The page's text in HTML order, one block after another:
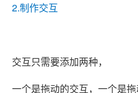
2.制作交互
交互只需要添加两种，
一个是拖动的交互，一个是